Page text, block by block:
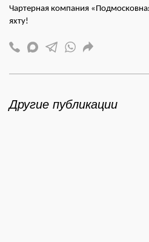
Чартерная компания
яхту!
Другие публикации